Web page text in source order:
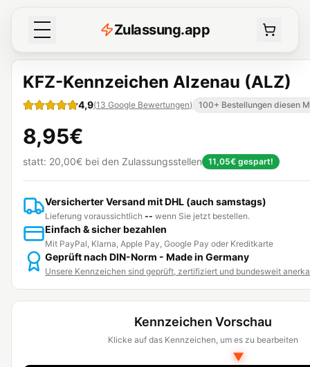
Zulassung.app
KFZ-Kennzeichen Alzenau (ALZ)
4,9(13 Google Bewertungen) 100+ Bestellungen diesen
8,95€
statt: 20,00€ bei den Zulassungsstellen 11,05€ gespart!
Versicherter Versand mit DHL (auch samstags)
Lieferung voraussichtlich -- wenn Sie jetzt bestellen.
Einfach & sicher bezahlen
Mit PayPal, Klarna, Apple Pay, Google Pay oder Kreditkarte
Geprüft nach DIN-Norm - Made in Germany
Unsere Kennzeichen sind geprüft, zertifiziert und bundesweit
Kennzeichen Vorschau
Klicke auf das Kennzeichen, um es zu bearbeiten
▼